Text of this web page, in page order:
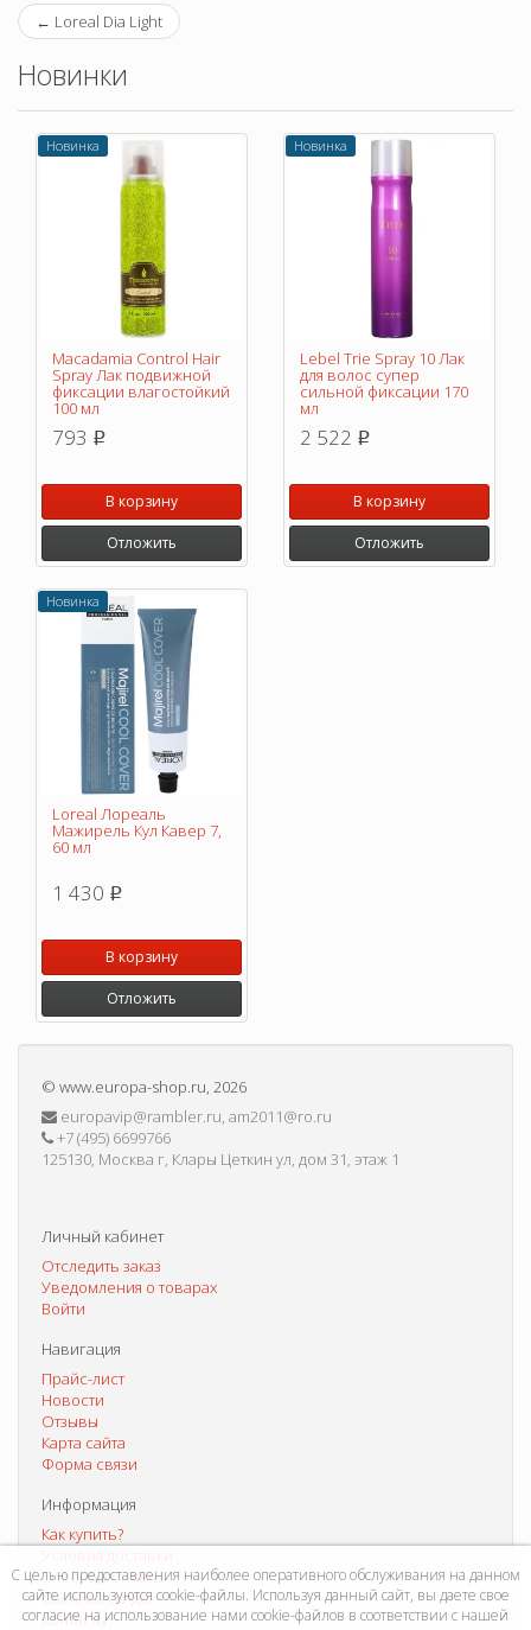
← Loreal Dia Light
Новинки
Новинка
Macadamia Control Hair
Spray Лак подвижной
фиксации влагостойкий
100 мл
793 p
В корзину
Отложить
Новинка
Lebel Trie Spray 10 Лак
для волос супер
сильной фиксации 170
мл
2 522 p
В корзину
Отложить
Новинка
Loreal Лореаль
Мажирель Кул Кавер 7,
60 мл
1 430 p
В корзину
Отложить
© www.europa-shop.ru, 2026
europavip@rambler.ru, am2011@ro.ru
+7 (495) 6699766
125130, Москва г, Клары Цеткин ул, дом 31, этаж 1
Личный кабинет
Отследить заказ
Уведомления о товарах
Войти
Навигация
Прайс-лист
Новости
Отзывы
Карта сайта
Форма связи
Информация
Как купить?
Способы оплаты
Система скидок
Контакты
С целью предоставления наиболее оперативного обслуживания на данном
сайте используются cookie-файлы. Используя данный сайт, вы даете свое
согласие на использование нами cookie-файлов в соответствии с нашей